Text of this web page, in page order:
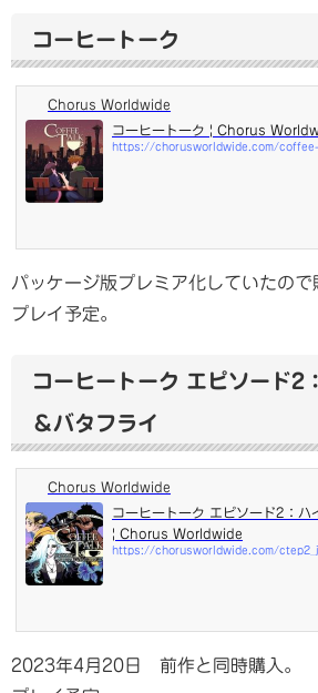
コーヒートーク
Chorus Worldwide
コーヒートーク | Chorus
https://chorusworldwide.com/
パッケージ版プレミア化していたので
プレイ予定。
コーヒートーク エピソード2
＆バタフライ
Chorus Worldwide
コーヒートーク エピソード2：ハ
| Chorus Worldwide
https://chorusworldwide.com/
2023年4月20日 前作と同時購入。